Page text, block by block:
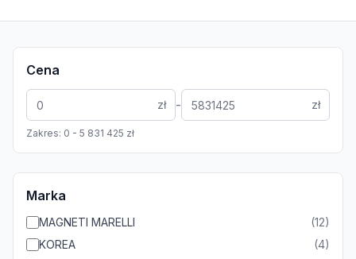
Cena
zł - zł
Zakres: 0 - 5 831 425 zł
Marka
MAGNETI MARELLI (12)
KOREA
(4)